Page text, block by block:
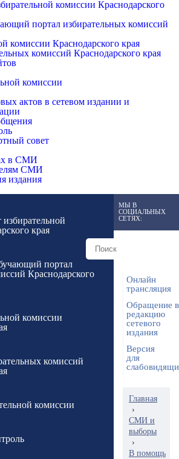
комиссии Краснодарского
портал избирательных комиссий
комиссии Краснодарского края
комиссий Краснодарского края
комиссии
актов в сетевом издании и
совет
в СМИ
СМИ
издания
края
портал
Краснодарского
комиссии
комиссий
комиссии
МЫ В
СОЦИАЛЬНЫХ
СЕТЯХ:
Онлайн
трансляция
Обращение в
редакцию
сетевого
издания
Версия
для
Главная
›
СМИ и
выборы
›
В помощь